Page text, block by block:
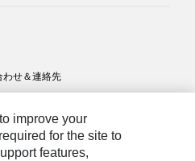
せ＆連絡先
improve your
for the site to
features,